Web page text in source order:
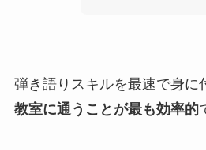
弾き語りスキルを最速で身に
教室に通うことが最も効率的